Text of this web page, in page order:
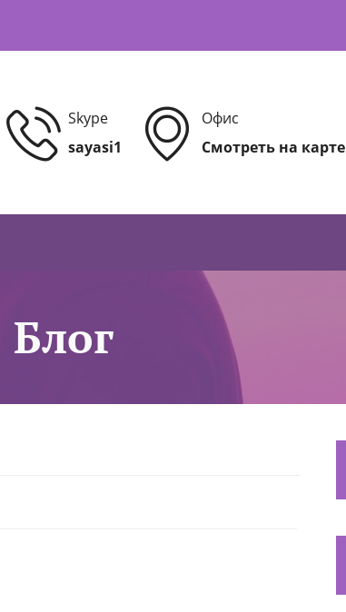
Skype
sayasi1
Офис
Смотреть на карте
Блог